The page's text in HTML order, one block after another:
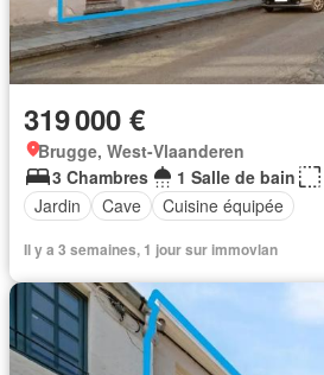
319 000 €
Brugge, West-Vlaanderen
3 Chambres
1 Salle de bain
Jardin
Cave Cuisine équipée
Il y a 3 semaines, 1 jour sur immovlan